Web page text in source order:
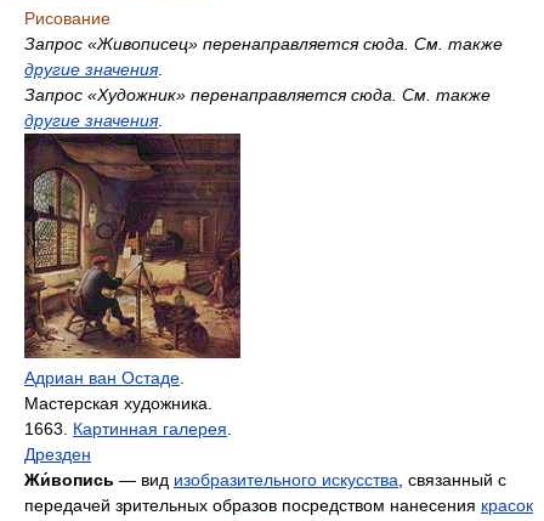
Рисование
Запрос «Живописец» перенаправляется сюда. Cм. также
другие значения.
Запрос «Художник» перенаправляется сюда. Cм. также
другие значения.
Адриан ван Остаде.
Мастерская художника.
1663. Картинная галерея.
Дрезден
Жи́вопись — вид изобразительного искусства, связанный с
передачей зрительных образов посредством нанесения красок